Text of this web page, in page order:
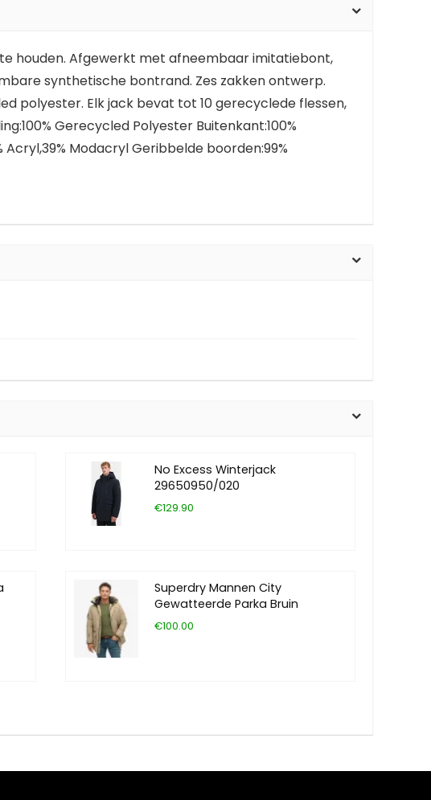
houden. Afgewerkt met afneembaar imitatiebont,
synthetische bontrand. Zes zakken ontwerp.
polyester. Elk jack bevat tot 10 gerecyclede flessen,
Gerecycled Polyester Buitenkant:100%
Acryl,39% Modacryl Geribbelde boorden:99%
No Excess Winterjack
29650950/020
€129.90
Superdry Mannen City
Gewatteerde Parka Bruin
€100.00